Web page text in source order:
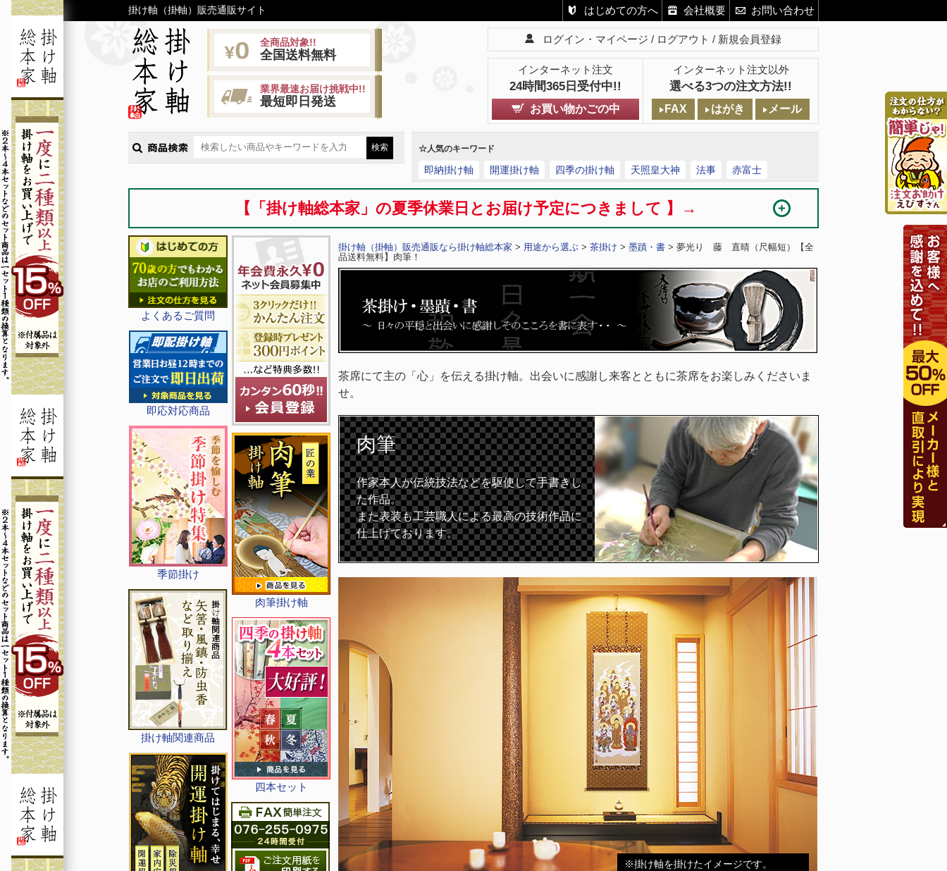
掛け軸（掛軸）販売通販サイト はじめての方へ 会社概要 お問い合わせ
全商品対象!!
全国送料無料
業界最速お届け挑戦中!!
最短即日発送
ログイン・マイページ ログアウト 新規会員登録
インターネット注文
24時間365日受付中!!
インターネット注文以外
選べる3つの注文方法!!
お買い物かごの中 FAX はがき メール
☆人気のキーワード
即納掛け軸 開運掛け軸 四季の掛け軸 天照皇大神 法事 赤富士
【「掛け軸総本家」の夏季休業日とお届け予定につきまして 】→
よくあるご質問
即応対応商品
季節掛け
掛け軸関連商品
肉筆掛け軸
四本セット
掛け軸（掛軸）販売通販なら掛け軸総本家 > 用途から選ぶ > 茶掛け > 墨蹟・書 > 夢光り 藤 直晴（尺幅短）【全
品送料無料】肉筆！
茶席にて主の「心」を伝える掛け軸。出会いに感謝し来客とともに茶席をお楽しみくださいま
せ。
肉筆
作家本人が伝統技法などを駆使して手書きし
た作品。
また表装も工芸職人による最高の技術作品に
仕上げております。
※掛け軸を掛けたイメージです。